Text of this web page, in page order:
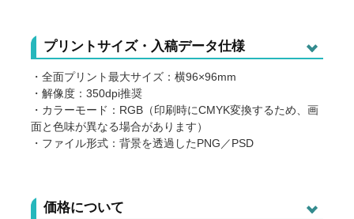
プリントサイズ・入稿データ仕様
・全面プリント最大サイズ：横96×96mm
・解像度：350dpi推奨
・カラーモード：RGB（印刷時にCMYK変換するため、画
面と色味が異なる場合があります）
・ファイル形式：背景を透過したPNG／PSD
価格について